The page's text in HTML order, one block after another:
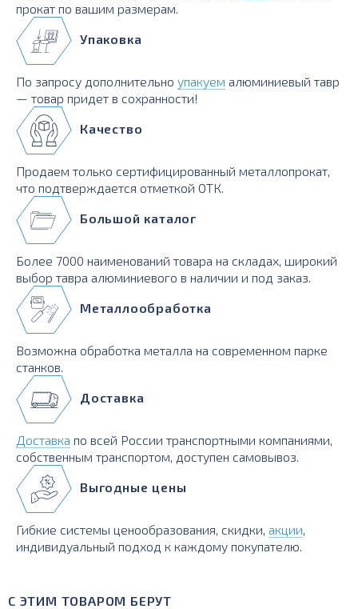
прокат по вашим размерам.
Упаковка
По запросу дополнительно упакуем алюминиевый тавр
— товар придет в сохранности!
Качество
Продаем только сертифицированный металлопрокат,
что подтверждается отметкой ОТК.
Большой каталог
Более 7000 наименований товара на складах, широкий
выбор тавра алюминиевого в наличии и под заказ.
Металлообработка
Возможна обработка металла на современном парке
станков.
Доставка
Доставка по всей России транспортными компаниями,
собственным транспортом, доступен самовывоз.
Выгодные цены
Гибкие системы ценообразования, скидки, акции,
индивидуальный подход к каждому покупателю.
С ЭТИМ ТОВАРОМ БЕРУТ